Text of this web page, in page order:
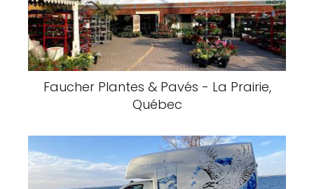
Faucher Plantes & Pavés - La Prairie,
Québec